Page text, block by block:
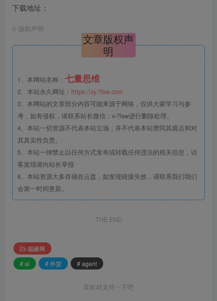
下载地址：
© 版权声明
文章版权声
明
1、本网站名称： 七量思维
2、本站永久网址： https://zy.7lsw.com
3、本网站的文章部分内容可能来源于网络，仅供大家学习与参
考，如有侵权，请联系站长微信：v-7lsw进行删除处理。
4、本站一切资源不代表本站立场，并不代表本站赞同其观点和对
其真实性负责。
5、本站一律禁止以任何方式发布或转载任何违法的相关信息，访
客发现请向站长举报
6、本站资源大多存储在云盘，如发现链接失效，请联系我们我们
会第一时间更新。
THE END
福缘网
# ai
# 外贸 # agent
喜欢就支持一下吧